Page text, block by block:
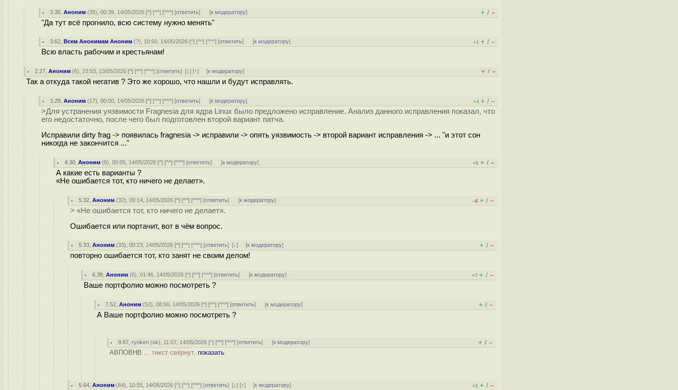
3.35 ,Аноним (35), 00:39, 14/05/2026 [^] [^^] [^^^] [ответить] [к модератору] + / –
"Да тут всё прогнило, всю систему нужно менять"
3.62 ,Всем Анонимам Аноним (?), 10:50, 14/05/2026 [^] [^^] [^^^] [ответить] [к модератору] +1 + / –
Всю власть рабочим и крестьянам!
2.27 ,Аноним (6), 23:53, 13/05/2026 [^] [^^] [^^^] [ответить][↓] [↑] [к модератору] + / –
Так а откуда такой негатив ? Это же хорошо, что нашли и будут исправлять.
3.29 ,Аноним (17), 00:00, 14/05/2026 [^] [^^] [^^^] [ответить] [к модератору] +4 + / –
>Для устранения уязвимости Fragnesia для ядра Linux было предложено исправление. Анализ данного исправления показал, что
его недостаточно, после чего был подготовлен второй вариант патча.
Исправили dirty frag -> появилась fragnesia -> исправили -> опять уязвимость -> второй вариант исправления -> ... "и этот сон
никогда не закончится ..."
4.30 ,Аноним (6), 00:05, 14/05/2026 [^] [^^] [^^^] [ответить] [к модератору] +6 + / –
А какие есть варианты ?
«Не ошибается тот, кто ничего не делает».
5.32 ,Аноним (32), 00:14, 14/05/2026 [^] [^^] [^^^] [ответить] [к модератору] –6 + / –
> «Не ошибается тот, кто ничего не делает».
Ошибается или портачит, вот в чём вопрос.
5.33 ,Аноним (33), 00:23, 14/05/2026 [^] [^^] [^^^] [ответить][↓] [к модератору] + / –
повторно ошибается тот, кто занят не своим делом!
6.39 ,Аноним (6), 01:46, 14/05/2026 [^] [^^] [^^^] [ответить] [к модератору] +7 + / –
Ваше портфолио можно посмотреть ?
7.52 ,Аноним (52), 08:56, 14/05/2026 [^] [^^] [^^^] [ответить] [к модератору] + / –
А Ваше портфолио можно посмотреть ?
8.67 ,ryoken (ok), 11:07, 14/05/2026 [^] [^^] [^^^] [ответить] [к модератору] + / –
АВПОВНВ ... текст свёрнут, показать
5.64 ,Аноним (64), 10:55, 14/05/2026 [^] [^^] [^^^] [ответить][↓] [↑] [к модератору] +1 + / –